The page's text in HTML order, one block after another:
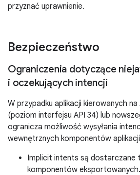
przyznać uprawnienie.
Bezpieczeństwo
Ograniczenia dotyczące
i oczekujących intencji
W przypadku aplikacji kierowanych na
(poziom interfejsu API 34) lub
ogranicza możliwość wysyłania
wewnętrznych komponentów
Implicit intents są dostarczane
komponentów